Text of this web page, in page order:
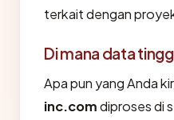
terkait dengan
Di mana data
Apa pun yang Anda
inc.comdiproses di